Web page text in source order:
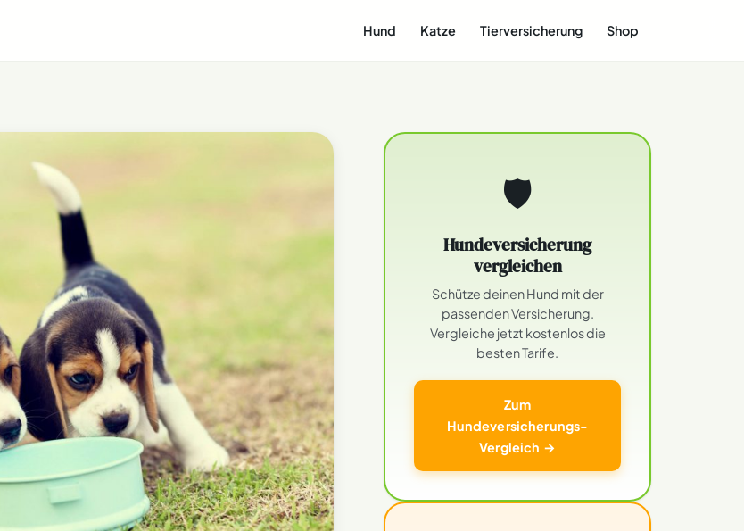
Hund Katze Tierversicherung Shop
🛡
Hundeversicherung
vergleichen
Schütze deinen Hund mit der
passenden Versicherung.
Vergleiche jetzt kostenlos die
besten Tarife.
Zum
Hundeversicherungs-
Vergleich →